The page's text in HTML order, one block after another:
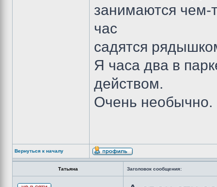
занимаются чем-
час
садятся
Я часа два в
действом.
Очень необычно.
Вернуться к началу
Татьяна Заголовок сообщения: